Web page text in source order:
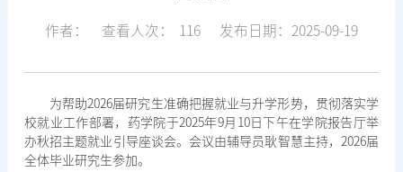
作者： 查看人次： 116 发布日期：2025-09-19
为帮助2026届研究生准确把握就业与升学形势，贯彻落实学
校就业工作部署，药学院于2025年9月10日下午在学院报告厅举
办秋招主题就业引导座谈会。会议由辅导员耿智慧主持，2026届
全体毕业研究生参加。